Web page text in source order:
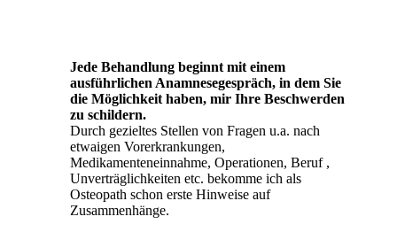
Jede Behandlung beginnt mit einem
ausführlichen Anamnesegespräch, in dem Sie
die Möglichkeit haben, mir Ihre Beschwerden
zu schildern.
Durch gezieltes Stellen von Fragen u.a. nach
etwaigen Vorerkrankungen,
Medikamenteneinnahme, Operationen, Beruf ,
Unverträglichkeiten etc. bekomme ich als
Osteopath schon erste Hinweise auf
Zusammenhänge.